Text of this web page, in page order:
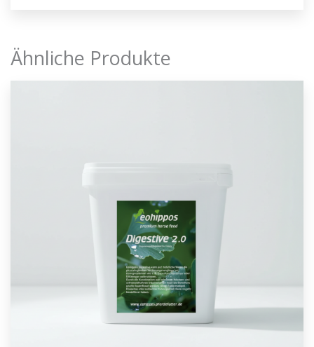
Ähnliche Produkte